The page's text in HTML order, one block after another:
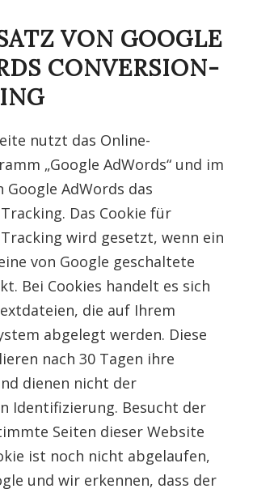
VON GOOGLE
CONVERSION-
nutzt das Online-
„Google AdWords“ und im
Google AdWords das
Das Cookie für
wird gesetzt, wenn ein
von Google geschaltete
Bei Cookies handelt es sich
die auf Ihrem
abgelegt werden. Diese
nach 30 Tagen ihre
dienen nicht der
Identifizierung. Besucht der
Seiten dieser Website
ist noch nicht abgelaufen,
und wir erkennen, dass der